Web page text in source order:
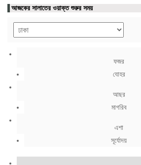
আজকের সালাতের ওয়াক্ত শুরুর সময়
ফজর
যোহর
আছর
মাগরিব
এশা
সূর্যোদয়